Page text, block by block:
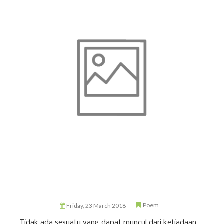
Friday, 23 March 2018 Poem